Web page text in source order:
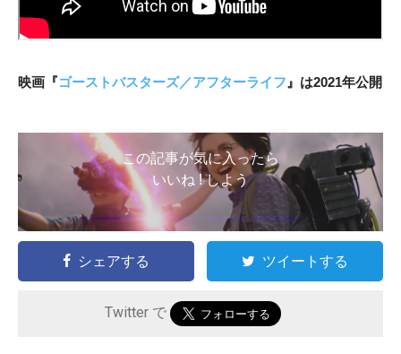
映画『ゴーストバスターズ／アフターライフ』は2021年公開
この記事が気に入ったら
いいね ! しよう
シェアする ツイートする
Twitter で